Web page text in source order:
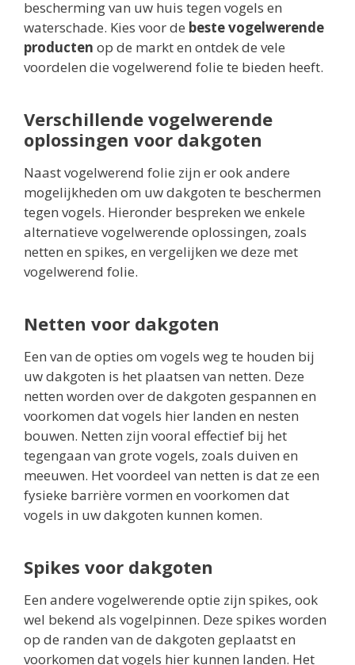
bescherming van uw huis tegen vogels en
waterschade. Kies voor de beste vogelwerende
producten op de markt en ontdek de vele
voordelen die vogelwerend folie te bieden heeft.
Verschillende vogelwerende
oplossingen voor dakgoten
Naast vogelwerend folie zijn er ook andere
mogelijkheden om uw dakgoten te beschermen
tegen vogels. Hieronder bespreken we enkele
alternatieve vogelwerende oplossingen, zoals
netten en spikes, en vergelijken we deze met
vogelwerend folie.
Netten voor dakgoten
Een van de opties om vogels weg te houden bij
uw dakgoten is het plaatsen van netten. Deze
netten worden over de dakgoten gespannen en
voorkomen dat vogels hier landen en nesten
bouwen. Netten zijn vooral effectief bij het
tegengaan van grote vogels, zoals duiven en
meeuwen. Het voordeel van netten is dat ze een
fysieke barrière vormen en voorkomen dat
vogels in uw dakgoten kunnen komen.
Spikes voor dakgoten
Een andere vogelwerende optie zijn spikes, ook
wel bekend als vogelpinnen. Deze spikes worden
op de randen van de dakgoten geplaatst en
voorkomen dat vogels hier kunnen landen. Het